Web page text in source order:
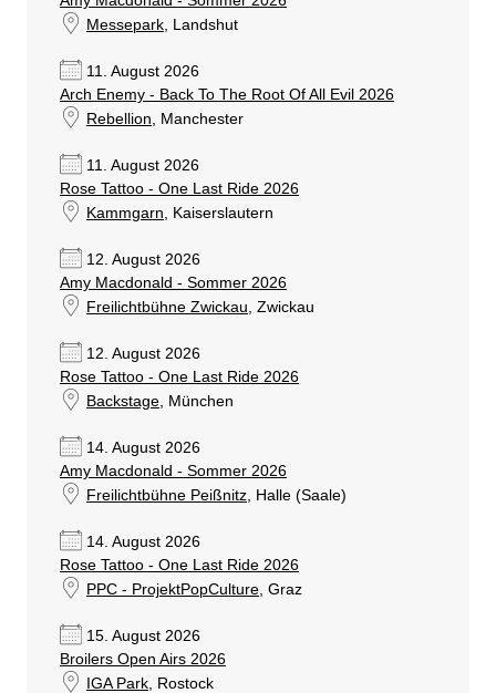
Messepark, Landshut
11. August 2026
Arch Enemy - Back To The Root Of All Evil 2026
Rebellion , Manchester
11. August 2026
Rose Tattoo - One Last Ride 2026
Kammgarn , Kaiserslautern
12. August 2026
Amy Macdonald - Sommer 2026
Freilichtbühne Zwickau , Zwickau
12. August 2026
Rose Tattoo - One Last Ride 2026
Backstage, München
14. August 2026
Amy Macdonald - Sommer 2026
Freilichtbühne Peißnitz, Halle (Saale)
14. August 2026
Rose Tattoo - One Last Ride 2026
PPC - ProjektPopCulture, Graz
15. August 2026
Broilers Open Airs 2026
IGA Park, Rostock